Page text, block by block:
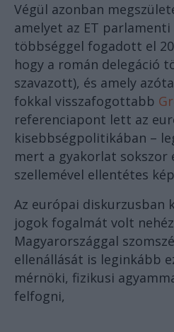
Végül azonban
amelyet az ET
többséggel fogadott el
hogy a román delegáció
szavazott), és amely
fokkal visszafogottabb
referenciapont lett az
kisebbségpolitikában –
mert a gyakorlat sokszor
szellemével ellentétes
Az európai diskurzusban
jogok fogalmát volt
Magyarországgal
ellenállását is leginkább
mérnöki, fizikusi
felfogni,